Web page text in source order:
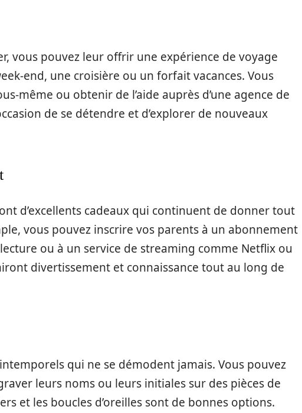
vous pouvez leur offrir une expérience de voyage
end, une croisière ou un forfait vacances. Vous
même ou obtenir de l’aide auprès d’une agence de
de se détendre et d’explorer de nouveaux
d’excellents cadeaux qui continuent de donner tout
vous pouvez inscrire vos parents à un abonnement
ou à un service de streaming comme Netflix ou
divertissement et connaissance tout au long de
qui ne se démodent jamais. Vous pouvez
leurs noms ou leurs initiales sur des pièces de
et les boucles d’oreilles sont de bonnes options.